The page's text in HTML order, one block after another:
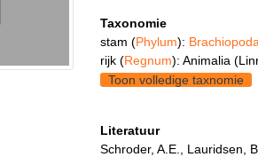
Taxonomie
stam (Phylum): Brachiopoda
rijk (Regnum): Animalia
Toon volledige taxnomie
Literatuur
Schroder, A.E., Lauridsen,